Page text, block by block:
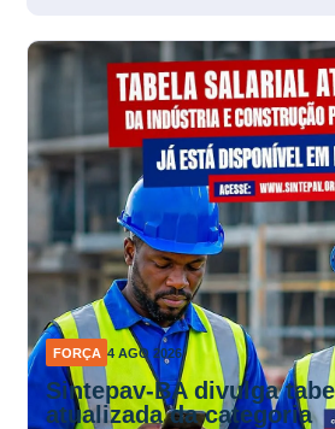
FORÇA 4 AGO 2026
Sintepav-BA divulga
atualizada da categoria